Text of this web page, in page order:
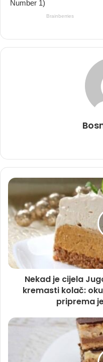
Nekad je cijela
kremasti kolač:
priprema